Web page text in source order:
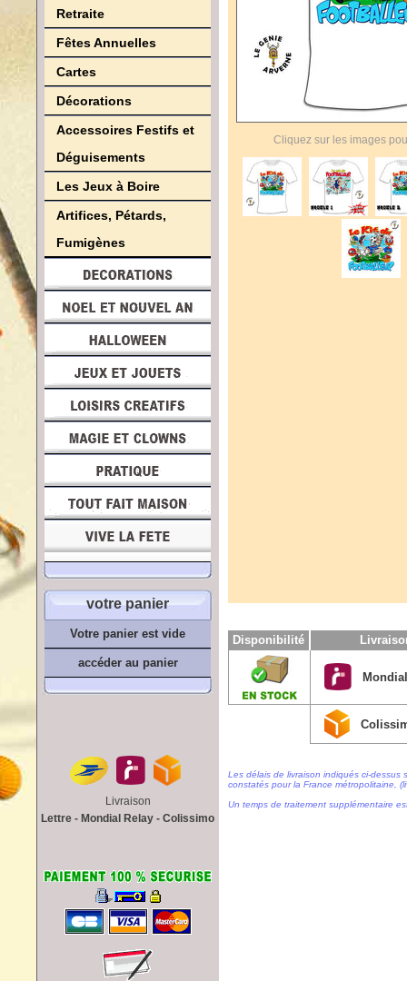
Retraite
Fêtes Annuelles
Cartes
Décorations
Accessoires Festifs et
Déguisements
Les Jeux à Boire
Artifices, Pétards,
Fumigènes
votre panier
Votre panier est vide
accéder au panier
Livraison
Lettre - Mondial Relay - Colissimo
Cliquez sur les images
Disponibilité
Les délais de livraison indiqués ci-
constatés pour la France métropolitaine,
Un temps de traitement supplémentaire